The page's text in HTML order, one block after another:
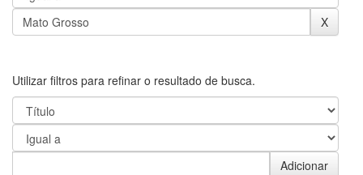
Utilizar filtros para refinar o resultado de busca.